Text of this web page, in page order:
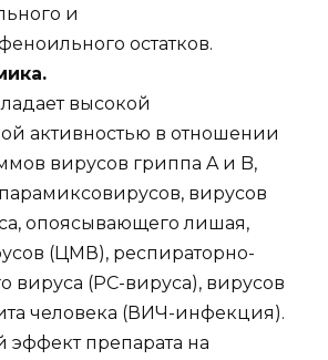
и
остатков.
высокой
активностью в отношении
вирусов гриппа A и B,
вирусов
опоясывающего лишая,
(ЦМВ), респираторно-
вируса (РС-вируса), вирусов
человека (ВИЧ-инфекция).
препарата на